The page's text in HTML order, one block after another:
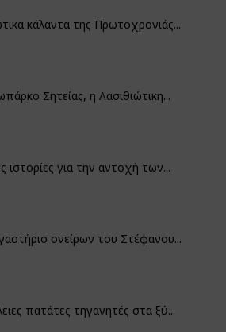
κάλαντα της Πρωτοχρονιάς...
Σητείας, η Λασιθιώτικη...
ιστορίες για την αντοχή των...
ονείρων του Στέφανου...
πατάτες τηγανητές στα ξύ...